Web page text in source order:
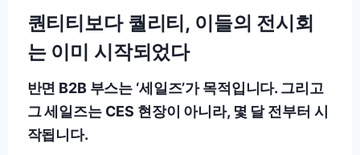
퀀티티보다 퀄리티, 이들의 전시회
는 이미 시작되었다
반면 B2B 부스는 ‘세일즈’가 목적입니다. 그리고
그 세일즈는 CES 현장이 아니라, 몇 달 전부터 시
작됩니다.